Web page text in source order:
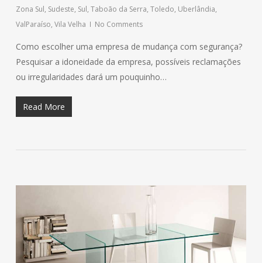
Zona Sul, Sudeste, Sul, Taboão da Serra, Toledo, Uberlândia,
ValParaíso, Vila Velha No Comments
Como escolher uma empresa de mudança com segurança?
Pesquisar a idoneidade da empresa, possíveis reclamações
ou irregularidades dará um pouquinho…
Read More